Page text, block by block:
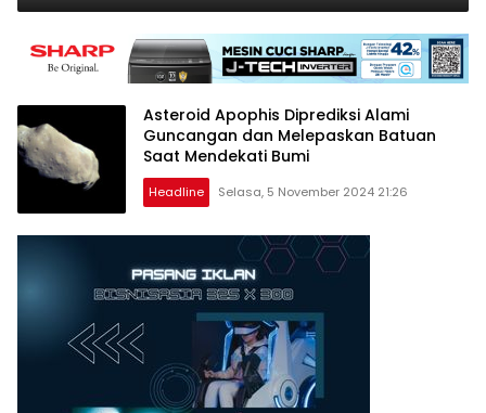
Asteroid Apophis Diprediksi Alami
Guncangan dan Melepaskan Batuan
Saat Mendekati Bumi
Headline Selasa, 5 November 2024 21:26